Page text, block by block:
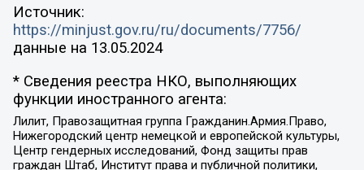
Источник:
https://minjust.gov.ru/ru/documents/7756/
данные на 13.05.2024
* Сведения реестра НКО, выполняющих
функции иностранного агента:
Лилит, Правозащитная группа Гражданин.Армия.Право,
Нижегородский центр немецкой и европейской культуры,
Центр гендерных исследований, Фонд защиты прав
граждан Штаб, Институт права и публичной политики,